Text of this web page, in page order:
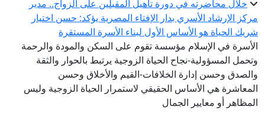
خلال محاضرته في دورة تأهيل المقبلين على الزواج.. مدير
مركز الإرشاد الأسري بدار الإفتاء المصرية يؤكد: حسن اختيار
شريك الحياة هو الأساس الأول لبناء الأسرة المستقرة
الأسرة في الإسلام مؤسسة تقوم على السكن والمودة والرحمة
وتحمل المسؤولية-نجاح الحياة الزوجية يرتبط بالحوار والثقة
والصدق وحسن إدارة الخلافات-القيم والأخلاق وحسن
المعاشرة هي الأساس الحقيقي لاستمرار الحياة الزوجية وليس
المظاهر أو معايير الجمال